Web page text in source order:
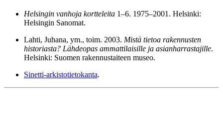
Helsingin vanhoja kortteleita 1–6. 1975–2001. Helsinki:
Helsingin Sanomat.
Lahti, Juhana, ym., toim. 2003. Mistä tietoa rakennusten
historiasta? Lähdeopas ammattilaisille ja asianharrastajille.
Helsinki: Suomen rakennustaiteen museo.
Sinetti-arkistotietokanta.